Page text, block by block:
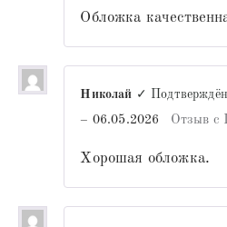
Обложка
Николай ✓
– 06.05.2026 Отзыв с
Хорошая обложка.